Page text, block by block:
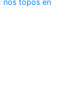
nos topos en